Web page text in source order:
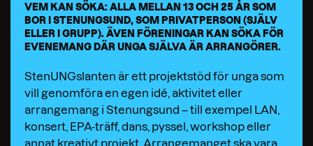
VEM KAN SÖKA: ALLA MELLAN 13 OCH 25 ÅR SOM
BOR I STENUNGSUND, SOM PRIVATPERSON (SJÄLV
ELLER I GRUPP). ÄVEN FÖRENINGAR KAN SÖKA FÖR
EVENEMANG DÄR UNGA SJÄLVA ÄR ARRANGÖRER.
StenUNGslanten är ett projektstöd för unga som
vill genomföra en egen idé, aktivitet eller
arrangemang i Stenungsund – till exempel LAN,
konsert, EPA-träff, dans, pyssel, workshop eller
annat kreativt projekt. Arrangemanget ska vara